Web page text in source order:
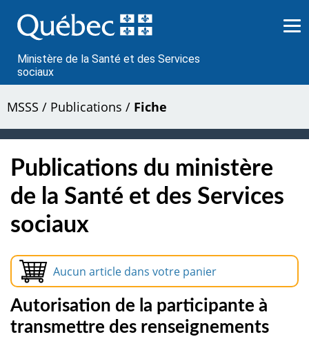
au
contenu
Ministère de la Santé et des Services
sociaux
MSSS / Publications / Fiche
Publications du ministère
de la Santé et des Services
sociaux
Aucun article dans votre panier
Autorisation de la participante à
transmettre des renseignements